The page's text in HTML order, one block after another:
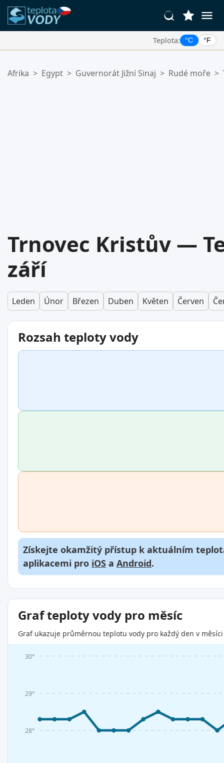
Teplota: °C °F
Váš seznam oblíbených je prázdný.
Afrika > Egypt > Guvernorát Jižní Sinaj > Rudé moře >
Trnovec Kristův —
září
Leden Únor Březen Duben Květen Červen
Rozsah teploty vody
Získejte okamžitý přístup k aktuálním
aplikacemi pro iOS a Android.
Graf teploty vody pro měsíc
Graf ukazuje průměrnou teplotu vody pro každý den v
28°
29°
30°